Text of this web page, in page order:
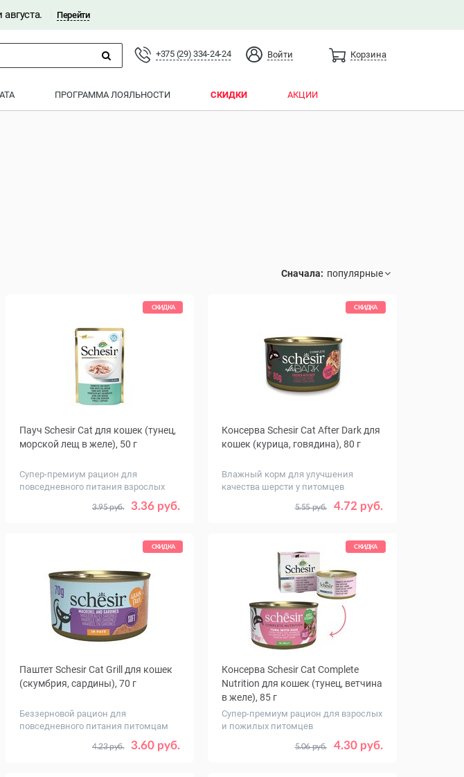
Перейти
+375 (29) 334-24-24 Войти Корзина
ПРОГРАММА ЛОЯЛЬНОСТИ СКИДКИ АКЦИИ
Сначала:
СКИДКА
Пауч Schesir Cat для кошек (тунец,
морской лещ в желе), 50 г
Супер-премиум рацион для
повседневного питания взрослых
3.36 руб.
3.95 руб. 1 30
СКИДКА
Консерва Schesir Cat After Dark для
кошек (курица, говядина), 80 г
Влажный корм для улучшения
качества шерсти у питомцев
4.72 руб.
5.55 руб. 1 12
СКИДКА
Паштет Schesir Cat Grill для кошек
(скумбрия, сардины), 70 г
Беззерновой рацион для
повседневного питания питомцам
3.60 руб.
4.23 руб. 1 12
СКИДКА
Консерва Schesir Cat Complete
Nutrition для кошек (тунец, ветчина
в желе), 85 г
Супер-премиум рацион для взрослых
и пожилых питомцев
4.30 руб.
5.06 руб. 1 12